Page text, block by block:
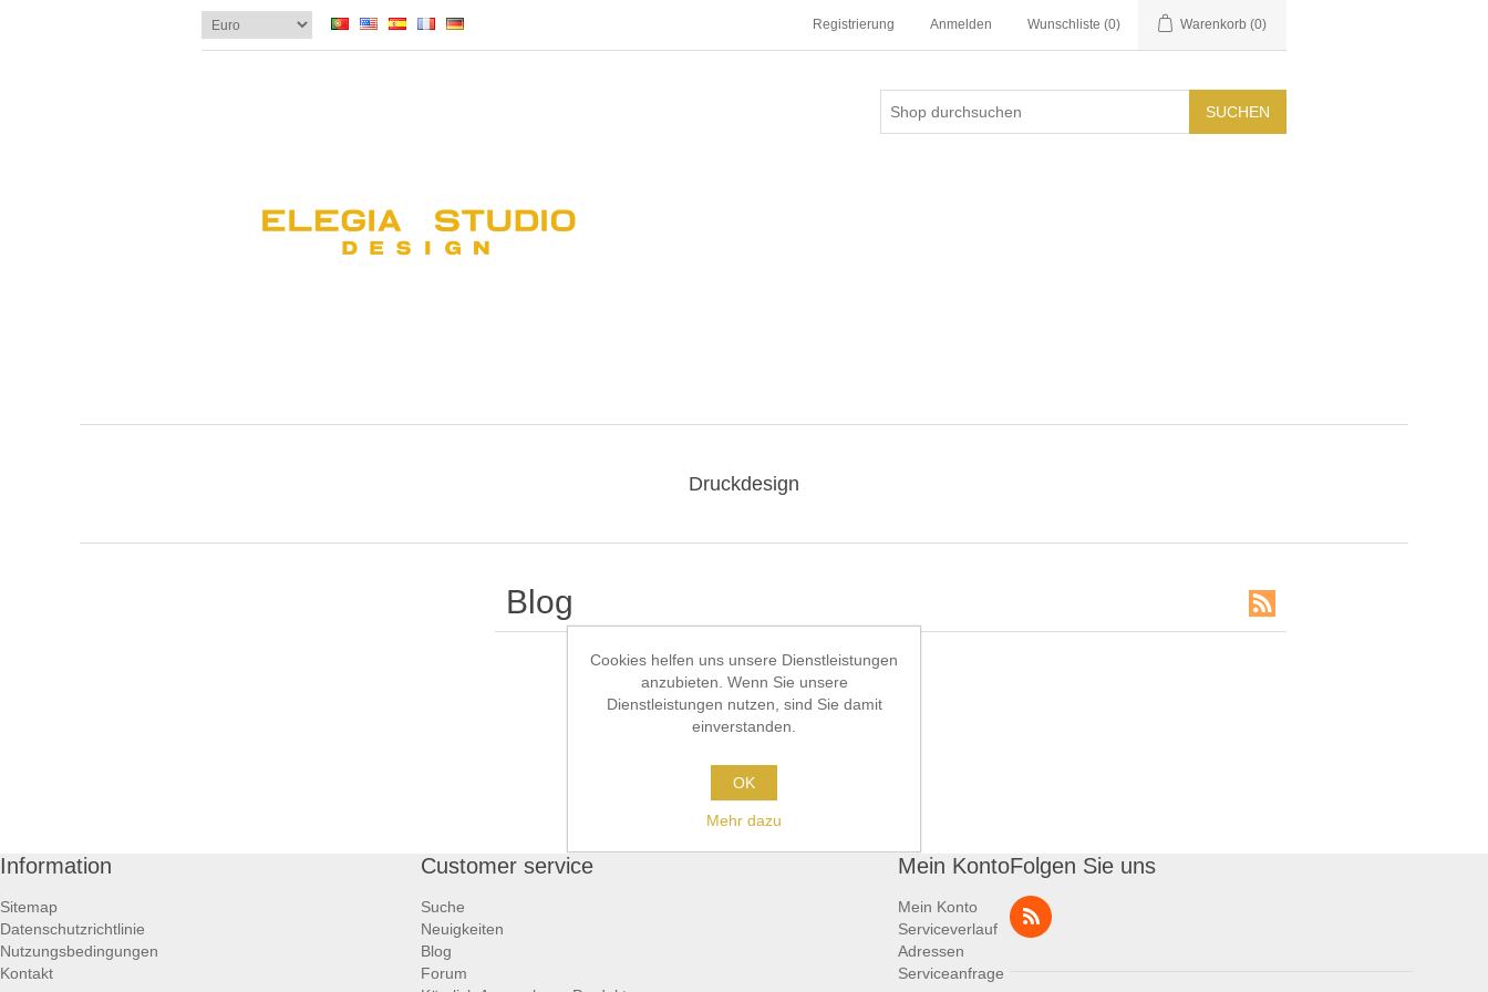
Registrierung Anmelden Wunschliste (0) Warenkorb (0)
SUCHEN
Druckdesign
Blog
Information
Sitemap
Datenschutzrichtlinie
Nutzungsbedingungen
Kontakt
Customer service
Suche
Neuigkeiten
Blog
Forum
Mein Konto
Mein Konto
Serviceverlauf
Adressen
Serviceanfrage
Folgen Sie uns
Cookies helfen uns unsere Dienstleistungen
anzubieten. Wenn Sie unsere
Dienstleistungen nutzen, sind Sie damit
einverstanden.
OK
Mehr dazu